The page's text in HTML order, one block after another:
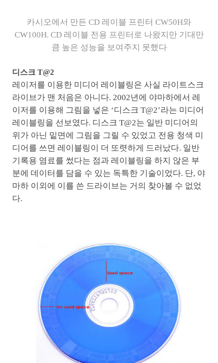
카시오에서 만든 CD 레이블 프린터 CW50H와
CW100H. CD 레이블 전용 프린터로 나왔지만 기대만
큼 높은 성능을 보여주지 못했다
디스크 T@2
레이저를 이용한 미디어 레이블링은 사실 라이트스크
라이브가 맨 처음은 아니다. 2002년에 야마하에서 레
이저를 이용해 그림을 넣은 ‘디스크 T@2’라는 미디어
레이블링을 선보였다. 디스크 T@2는 일반 미디어의
위가 아닌 밑면에 그림을 그릴 수 있었고 전용 청색 미
디어를 쓰면 레이블링이 더 또렷하게 드러났다. 일반
기록용 염료를 썼다는 점과 레이블링을 하지 않은 부
분에 데이터를 담을 수 있는 독특한 기술이었다. 단, 야
마하 이외에 이를 쓴 드라이브는 거의 찾아볼 수 없었
다.